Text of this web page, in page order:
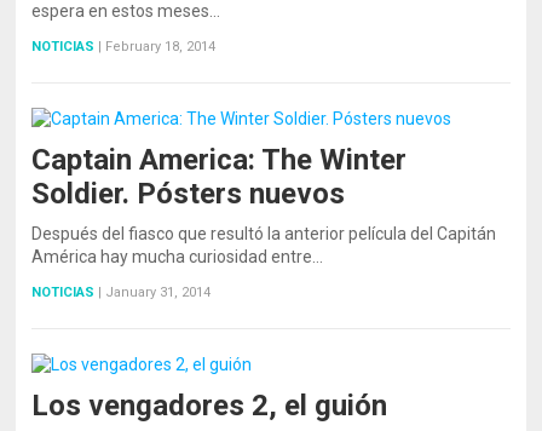
espera en estos meses…
NOTICIAS | February 18, 2014
Captain America: The Winter
Soldier. Pósters nuevos
Después del fiasco que resultó la anterior película del Capitán
América hay mucha curiosidad entre…
NOTICIAS | January 31, 2014
Los vengadores 2, el guión